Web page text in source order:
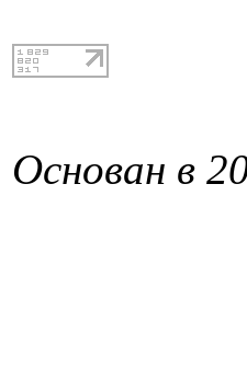
Основан в